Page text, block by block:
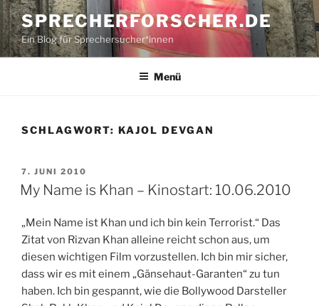
Zum
Inhalt
springen
SPRECHERFORSCHER.DE
Ein Blog für Sprechersucher*innen
Menü
SCHLAGWORT: KAJOL DEVGAN
VERÖFFENTLICHT
AM
7. JUNI 2010
My Name is Khan – Kinostart: 10.06.2010
„Mein Name ist Khan und ich bin kein Terrorist.“ Das
Zitat von Rizvan Khan alleine reicht schon aus, um
diesen wichtigen Film vorzustellen. Ich bin mir sicher,
dass wir es mit einem „Gänsehaut-Garanten“ zu tun
haben. Ich bin gespannt, wie die Bollywood Darsteller